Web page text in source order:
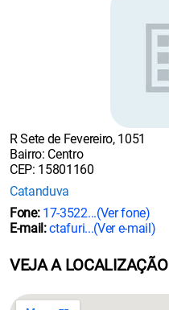
R Sete de Fevereiro, 1051
Bairro: Centro
CEP: 15801160
Catanduva
Fone: 17-3522...(Ver fone)
E-mail:ctafuri...(Ver e-mail)
VEJA A LOCALIZAÇÃO